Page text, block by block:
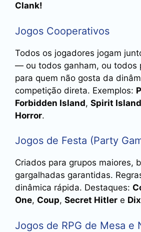
Clank!
Jogos Cooperativos
Todos os jogadores jogam
— ou todos ganham, ou todos
para quem não gosta da
competição direta. Exemplos:
Forbidden Island, Spirit Island
Horror.
Jogos de Festa (Party
Criados para grupos maiores,
gargalhadas garantidas.
dinâmica rápida. Destaques:
One, Coup, Secret Hitler e
Jogos de RPG de Mesa e